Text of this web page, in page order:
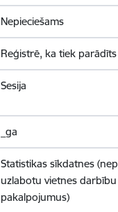
Nepieciešams
Reģistrē, ka tiek
Sesija
_ga
Statistikas sīkdatnes
uzlabotu vietnes
pakalpojumus)